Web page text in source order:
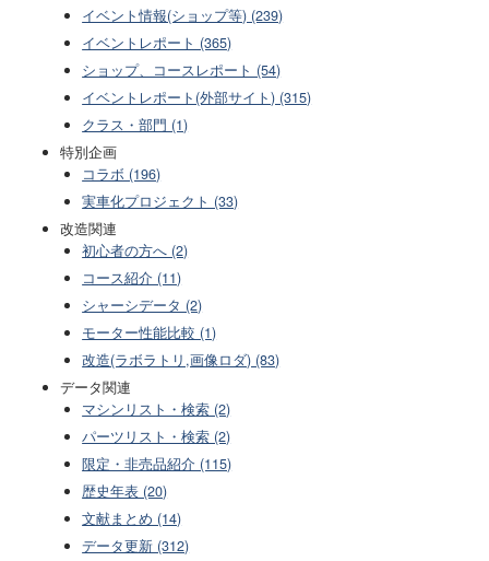
イベント情報(ショップ等) (239)
イベントレポート (365)
ショップ、コースレポート (54)
イベントレポート(外部サイト) (315)
クラス・部門 (1)
特別企画
コラボ (196)
実車化プロジェクト (33)
改造関連
初心者の方へ (2)
コース紹介 (11)
シャーシデータ (2)
モーター性能比較 (1)
改造(ラボラトリ,画像ロダ) (83)
データ関連
マシンリスト・検索 (2)
パーツリスト・検索 (2)
限定・非売品紹介 (115)
歴史年表 (20)
文献まとめ (14)
データ更新 (312)